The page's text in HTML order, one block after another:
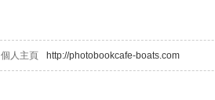
個人主頁 http://photobookcafe-boats.com